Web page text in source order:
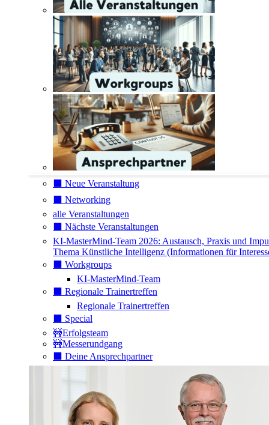
⬛️ Neue Veranstaltung
⬛️ Networking
alle Veranstaltungen
⬛️ Nächste Veranstaltungen
KI-MasterMind-Team 2026: Austausch, Praxis und
Thema Künstliche Intelligenz (Informationen für
⬛️ Workgroups
KI-MasterMind-Team
⬛️ Regionale Trainertreffen
Regionale Trainertreffen
⬛️ Special
🚧Erfolgsteam
🚧Messerundgang
⬛️ Deine Ansprechpartner